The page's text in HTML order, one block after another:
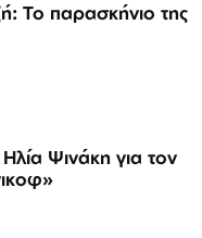
Το παρασκήνιο της
Ψινάκη για τον